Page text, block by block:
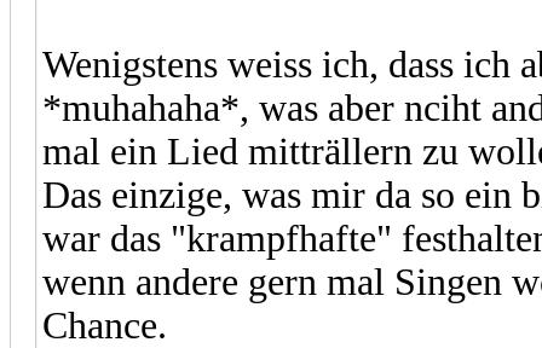
Wenigstens weiss ich, dass ich
*muhahaha*, was aber nciht
mal ein Lied mitträllern zu
Das einzige, was mir da so ein
war das "krampfhafte"
wenn andere gern mal Singen
Chance.